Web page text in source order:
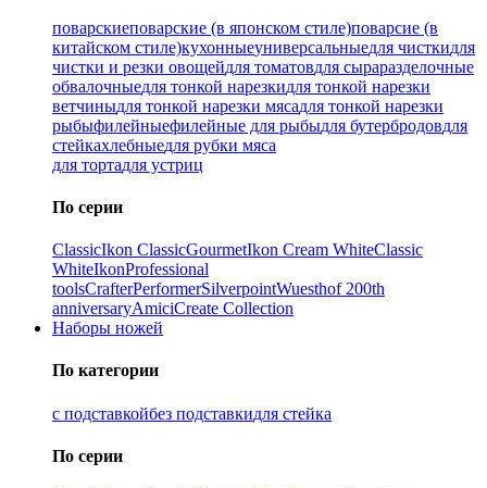
поварскиеповарские (в японском стиле)поварсие (в
китайском стиле)кухонныеуниверсальныедля чисткидля
чистки и резки овощейдля томатовдля сыраразделочные
обвалочныедля тонкой нарезкидля тонкой нарезки
ветчиныдля тонкой нарезки мясадля тонкой нарезки
рыбыфилейныефилейные для рыбыдля бутербродовдля
стейкахлебныедля рубки мяса
для тортадля устриц
По серии
ClassicIkon ClassiсGourmetIkon Cream WhiteClassic
WhiteIkonProfessional
toolsCrafterPerformerSilverpointWuesthof 200th
anniversaryAmiciCreate Collection
Наборы ножей
По категории
с подставкойбез подставкидля стейка
По серии